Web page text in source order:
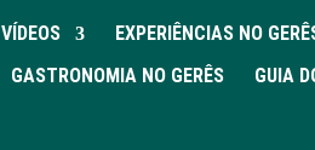
VÍDEOS
EXPERIÊNCIAS NO
GASTRONOMIA NO GERÊS
GUIA